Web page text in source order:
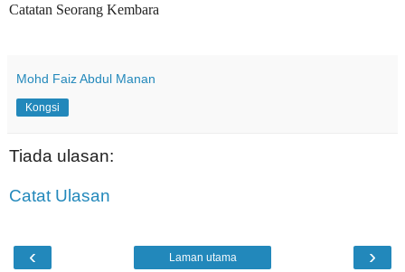
Catatan Seorang Kembara
Mohd Faiz Abdul Manan
Kongsi
Tiada ulasan:
Catat Ulasan
‹ ›
Laman utama